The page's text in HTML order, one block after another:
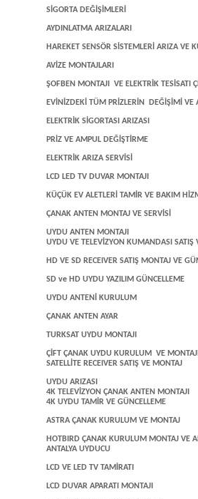
SİGORTA DEĞİŞİMLERİ
AYDINLATMA ARIZALARI
HAREKET SENSÖR SİSTEMLERİ ARIZA VE
AVİZE MONTAJLARI
ŞOFBEN MONTAJI VE ELEKTRİK TESİSATI
EVİNİZDEKİ TÜM PRİZLERİN DEĞİŞİMİ VE
ELEKTRİK SİGORTASI ARIZASI
PRİZ VE AMPUL DEĞİŞTİRME
ELEKTRİK ARIZA SERVİSİ
LCD LED TV DUVAR MONTAJI
KÜÇÜK EV ALETLERİ TAMİR VE BAKIM
ÇANAK ANTEN MONTAJ VE SERVİSİ
UYDU ANTEN MONTAJI
UYDU VE TELEVİZYON KUMANDASI SATIŞ
HD VE SD RECEIVER SATIŞ MONTAJ VE
SD ve HD UYDU YAZILIM GÜNCELLEME
UYDU ANTENİ KURULUM
ÇANAK ANTEN AYAR
TURKSAT UYDU MONTAJI
ÇİFT ÇANAK UYDU KURULUM VE MONTAJI
SATELLİTE RECEIVER SATIŞ VE MONTAJ
UYDU ARIZASI
4K TELEVİZYON ÇANAK ANTEN MONTAJI
4K UYDU TAMİR VE GÜNCELLEME
ASTRA ÇANAK KURULUM VE MONTAJ
HOTBIRD ÇANAK KURULUM MONTAJ VE
ANTALYA UYDUCU
LCD VE LED TV TAMİRATI
LCD DUVAR APARATI MONTAJI